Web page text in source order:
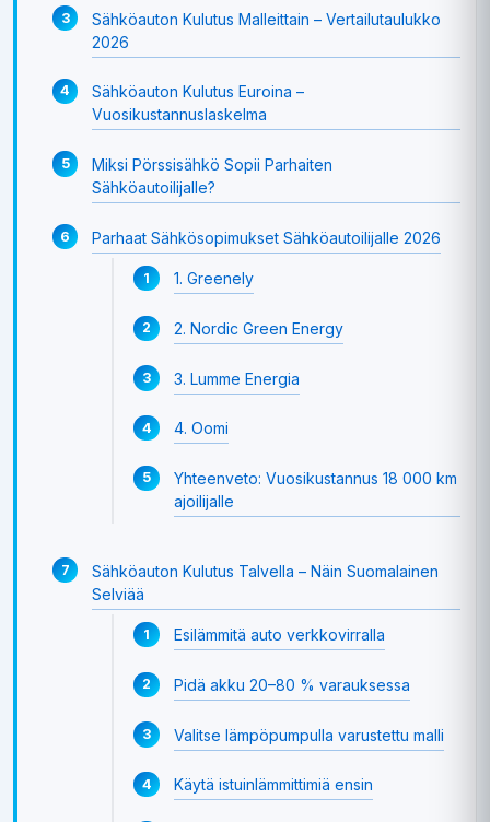
Sähköauton Kulutus Malleittain – Vertailutaulukko
2026
Sähköauton Kulutus Euroina –
Vuosikustannuslaskelma
Miksi Pörssisähkö Sopii Parhaiten
Sähköautoilijalle?
Parhaat Sähkösopimukset Sähköautoilijalle 2026
1. Greenely
2. Nordic Green Energy
3. Lumme Energia
4. Oomi
Yhteenveto: Vuosikustannus 18 000 km
ajoilijalle
Sähköauton Kulutus Talvella – Näin Suomalainen
Selviää
Esilämmitä auto verkkovirralla
Pidä akku 20–80 % varauksessa
Valitse lämpöpumpulla varustettu malli
Käytä istuinlämmittimiä ensin